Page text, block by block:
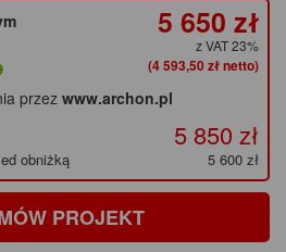
5 650 zł
z VAT 23%
(4 593,50 zł netto)
przez www.archon.pl
5 850 zł
obniżką 5 600 zł
PROJEKT